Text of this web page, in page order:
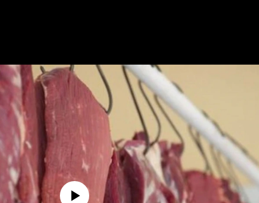
No media source currently available